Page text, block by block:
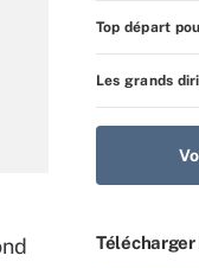
Top départ
Les grands